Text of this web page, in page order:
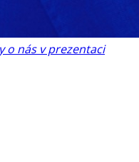
o nás v prezentaci